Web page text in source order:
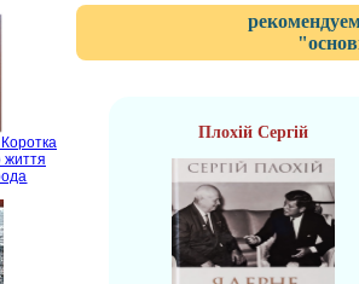
Коротка
життя
Плохій Сергій